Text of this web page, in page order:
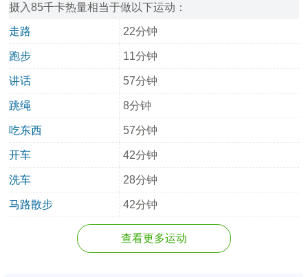
摄入85千卡热量相当于做以下运动：
走路 22分钟
跑步 11分钟
讲话 57分钟
跳绳 8分钟
吃东西 57分钟
开车 42分钟
洗车 28分钟
马路散步 42分钟
查看更多运动